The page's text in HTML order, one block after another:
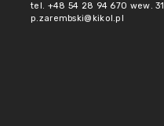
tel. +48 54 28 94 670 wew. 31
p.zarembski@kikol.pl